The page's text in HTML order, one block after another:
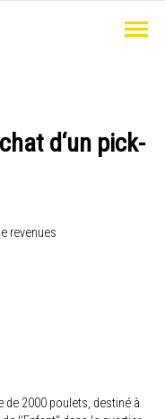
d‘un pick-
revenues
de 2000 poulets, destiné à